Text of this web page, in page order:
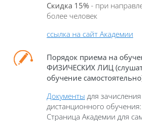
Скидка 15% - при
более человек
ссылка на сайт Академии
Порядок приема на
ФИЗИЧЕСКИХ ЛИЦ
обучение
Документы для
дистанционного обучения:
Страница Академии для